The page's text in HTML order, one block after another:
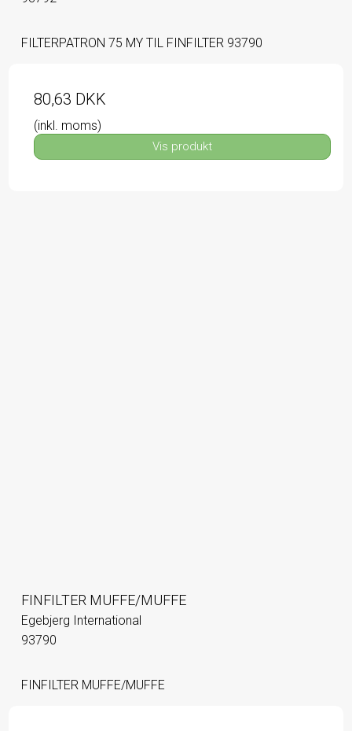
FILTERPATRON 75 MY TIL FINFILTER 93790
80,63 DKK
(inkl. moms)
Vis produkt
FINFILTER MUFFE/MUFFE
Egebjerg International
93790
FINFILTER MUFFE/MUFFE